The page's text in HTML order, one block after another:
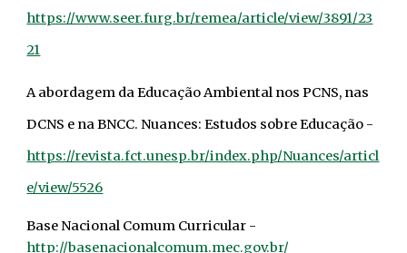
https://www.seer.furg.br/remea/article/view/3891/23
21
A abordagem da Educação Ambiental nos PCNS, nas
DCNS e na BNCC. Nuances: Estudos sobre Educação -
https://revista.fct.unesp.br/index.php/Nuances/articl
e/view/5526
Base Nacional Comum Curricular -
http://basenacionalcomum.mec.gov.br/